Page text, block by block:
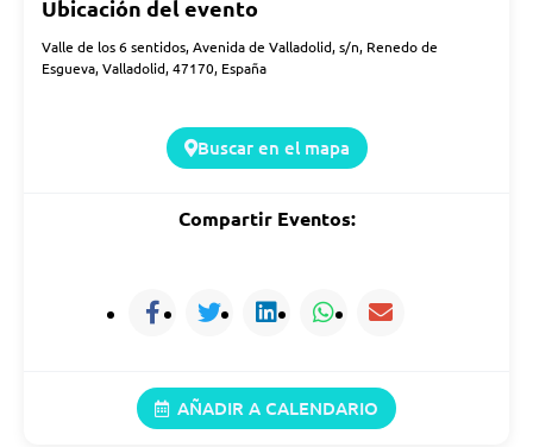
11:00 (21:00)
11:00 (21:00)
18/08/2026
19/08/2026
Ubicación del evento
Valle de los 6 sentidos, Avenida de Valladolid, s/n, Renedo de
Esgueva, Valladolid, 47170, España
Buscar en el mapa
Compartir Eventos:
AÑADIR A CALENDARIO